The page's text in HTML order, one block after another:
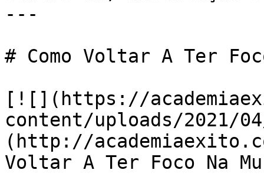
---
# Como Voltar A Ter
[![](https://
content/uploads/2021/
(http://
Voltar A Ter Foco Na